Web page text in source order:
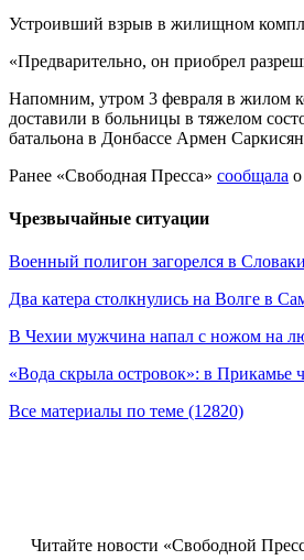
Устроивший взрыв в жилищном
«Предварительно, он приобрел
Напомним, утром 3 февраля в жилом
доставили в больницы в тяжелом
батальона в Донбассе Армен
Ранее «Свободная Пресса» сообщала
Чрезвычайные ситуации
Военный полигон загорелся в
Два катера столкнулись на Волге в
В Чехии мужчина напал с ножом на
«Вода скрыла островок»: в Прикамье
Все материалы по теме (12820)
Читайте новости «Свободной